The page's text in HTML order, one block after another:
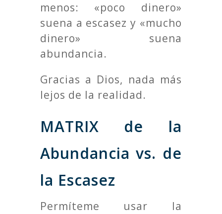
menos: «poco dinero»
suena a escasez y «mucho
dinero» suena
abundancia.
Gracias a Dios, nada más
lejos de la realidad.
MATRIX de la
Abundancia vs. de
la Escasez
Permíteme usar la